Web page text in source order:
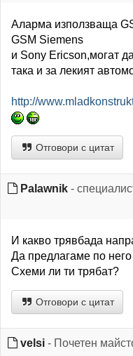
Аларма използваща
GSM Siemens
и Sony Ericson,могат
така и за лекият
http://
Отговори с цитат
Palawnik -
И какво трявбада
Да предлагаме по
Схеми ли ти трябат?
Отговори с цитат
velsi - Почетен